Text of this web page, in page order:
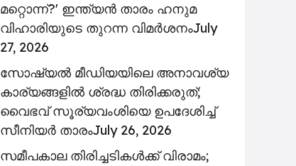
മറ്റൊന്ന്?' ഇന്ത്യൻ താരം ഹനുമ
വിഹാരിയുടെ തുറന്ന വിമർശനംJuly
27, 2026
സോഷ്യൽ മീഡിയയിലെ അനാവശ്യ
കാര്യങ്ങളിൽ ശ്രദ്ധ തിരിക്കരുത്;
വൈഭവ് സൂര്യവംശിയെ ഉപദേശിച്ച്
സീനിയർ താരംJuly 26, 2026
സമീപകാല തിരിച്ചടികൾക്ക് വിരാമം;